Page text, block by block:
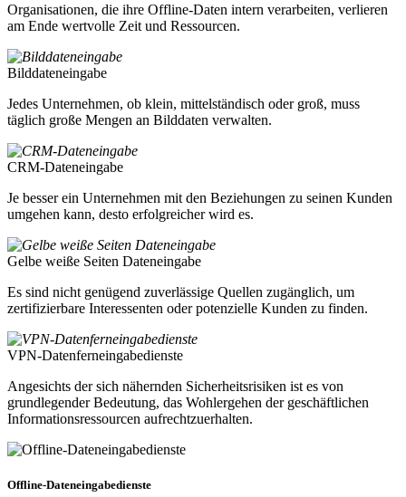
Organisationen, die ihre Offline-Daten intern verarbeiten, verlieren
am Ende wertvolle Zeit und Ressourcen.
Bilddateneingabe
Jedes Unternehmen, ob klein, mittelständisch oder groß, muss
täglich große Mengen an Bilddaten verwalten.
CRM-Dateneingabe
Je besser ein Unternehmen mit den Beziehungen zu seinen Kunden
umgehen kann, desto erfolgreicher wird es.
Gelbe weiße Seiten Dateneingabe
Es sind nicht genügend zuverlässige Quellen zugänglich, um
zertifizierbare Interessenten oder potenzielle Kunden zu finden.
VPN-Datenferneingabedienste
Angesichts der sich nähernden Sicherheitsrisiken ist es von
grundlegender Bedeutung, das Wohlergehen der geschäftlichen
Informationsressourcen aufrechtzuerhalten.
Offline-Dateneingabedienste